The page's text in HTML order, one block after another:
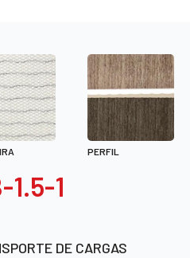
1.5-1
DE CARGAS
PERFIL